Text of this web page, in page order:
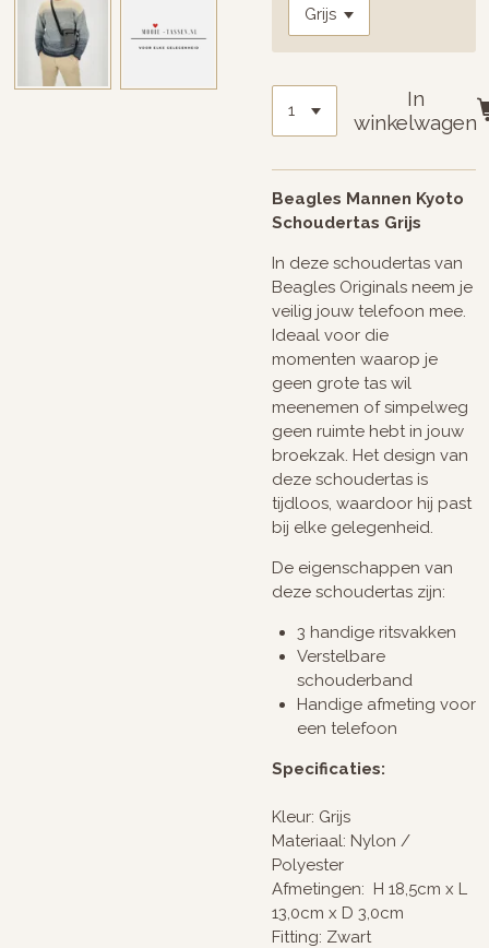
In
winkelwagen
Beagles Mannen Kyoto
Schoudertas Grijs
In deze schoudertas van
Beagles Originals neem je
veilig jouw telefoon mee.
Ideaal voor die
momenten waarop je
geen grote tas wil
meenemen of simpelweg
geen ruimte hebt in jouw
broekzak. Het design van
deze schoudertas is
tijdloos, waardoor hij past
bij elke gelegenheid.
De eigenschappen van
deze schoudertas zijn:
3 handige ritsvakken
Verstelbare
schouderband
Handige afmeting voor
een telefoon
Specificaties:
Kleur: Grijs
Materiaal: Nylon /
Polyester
Afmetingen: H 18,5cm x L
13,0cm x D 3,0cm
Fitting: Zwart